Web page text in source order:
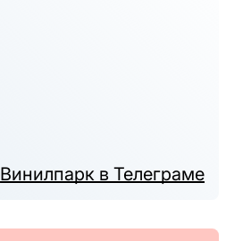
Винилпарк в Телеграме